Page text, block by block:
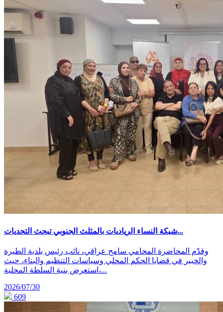
شبكة النساء الرياديات بالمثلث الجنوبي تبحث التحديات...
وقدّم المحاضرة المحامي سامح عراقي، نائب رئيس بلدية الطيرة
والخبير في قضايا الحكم المحلي وسياسات التنظيم والبناء، حيث
استعرض بنية السلطة المحلية،...
2026/07/30
609